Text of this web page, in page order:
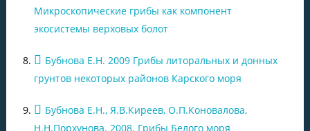
Микроскопические грибы как компонент
экосистемы верховых болот
Бубнова Е.Н. 2009 Грибы литоральных и донных
грунтов некоторых районов Карского моря
Бубнова Е.Н., Я.В.Киреев, О.П.Коновалова,
Н.Н.Порхунова. 2008. Грибы Белого моря